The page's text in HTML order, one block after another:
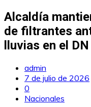
Alcaldía
de filtrantes
lluvias en el DN
admin
7 de julio de 2026
0
Nacionales